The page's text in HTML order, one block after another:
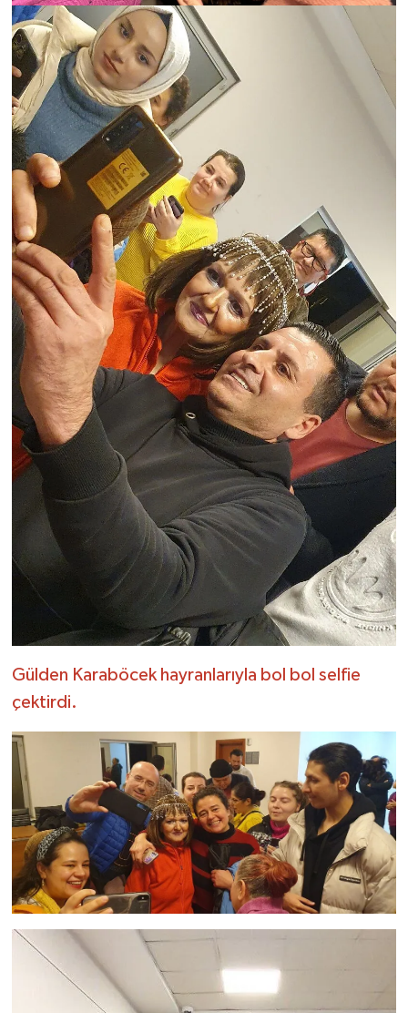
Gülden Karaböcek hayranlarıyla bol bol selfie
çektirdi.